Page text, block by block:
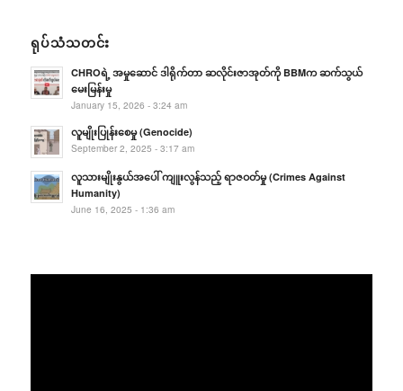
ရုပ်သံသတင်း
CHROရဲ့ အမှုဆောင် ဒါရိုက်တာ ဆလိုင်းဇာအုတ်ကို BBMက ဆက်သွယ်
မေးမြန်းမှု
January 15, 2026 - 3:24 am
လူမျိုးပြုန်းစေမှု (Genocide)
September 2, 2025 - 3:17 am
လူသားမျိုးနွယ်အပေါ် ကျူးလွန်သည့် ရာဇဝတ်မှု (Crimes Against
Humanity)
June 16, 2025 - 1:36 am